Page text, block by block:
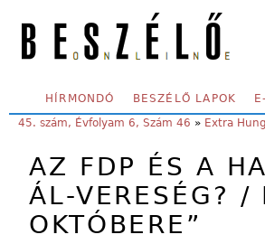
SECONDARY MENU
HÍRMONDÓ BESZÉLŐ LAPOK
YOU ARE HERE:
45. szám, Évfolyam 6, Szám 46 » Extra
AZ FDP ÉS A
ÁL-VERESÉG? /
OKTÓBERE”